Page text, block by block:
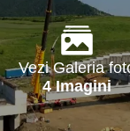
Vezi Galeria
4 Imagini